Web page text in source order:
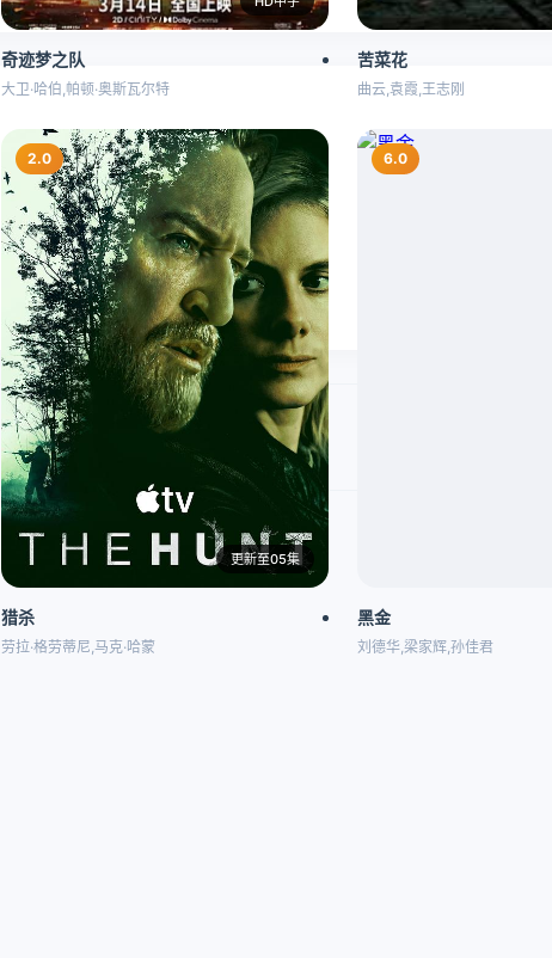
奇迹梦之队
大卫·哈伯,帕顿·奥斯瓦尔特
苦菜花
曲云,袁霞,王志刚
2.0
更新至05集
猎杀
劳拉·格劳蒂尼,马克·哈蒙
6.0
黑金
刘德华,梁家辉,孙佳君